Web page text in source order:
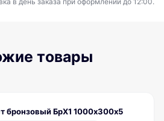
товары
бронзовый БрХ1 1000х300х5